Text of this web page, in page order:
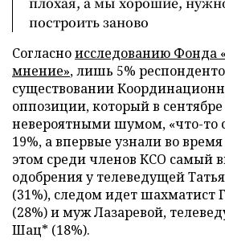
построить заново
Согласноисследованию Фонда
мнение», лишь 5%
существовании
оппозиции, который в
невероятными шумом, «что-то
19%, а впервые узнали во
этом среди членов КСО самый
одобрения у телеведущей
(31%), следом идет шахматист
(28%) и муж Лазаревой,
Шац* (18%).